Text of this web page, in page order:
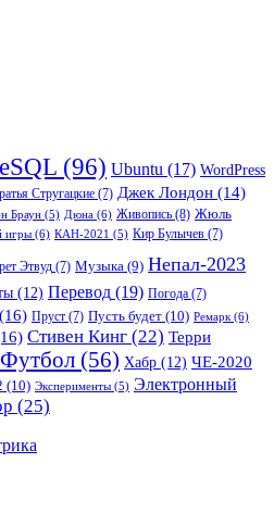
(96) Ubuntu (17) WordPress
Стругацкие (7) Джек Лондон (14)
Браун (5) Дюна (6) Живопись (8) Жюль
игры (6) КАН-2021 (5) Кир Булычев (7)
Этвуд (7) Музыка (9) Непал-2023
(12) Перевод (19) Погода (7)
(16) Пруст (7) Пусть будет (10) Ремарк (6)
Стивен Кинг (22) Терри
Футбол (56) Хабр (12) ЧЕ-2020
(10) Эксперименты (5) Электронный
(25)